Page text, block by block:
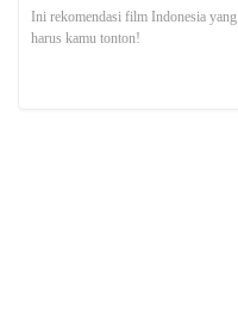
Ini rekomendasi film Indonesia yang
harus kamu tonton!